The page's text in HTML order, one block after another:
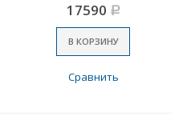
17590 Р
В КОРЗИНУ
Сравнить